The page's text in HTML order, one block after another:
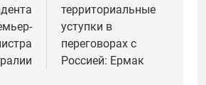
территориальные
уступки в
переговорах с
Россией: Ермак